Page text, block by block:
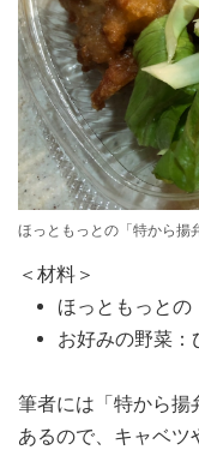
ほっともっとの「特から揚
＜材料＞
ほっともっとの
お好みの野菜：
筆者には「特から揚
あるので、キャベツ